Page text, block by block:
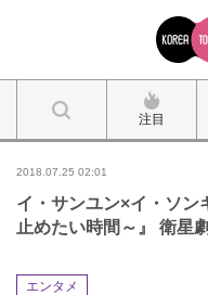
注目
2018.07.25 02:01
イ・サンユン×イ・ソン
止めたい時間～』 衛星
エンタメ